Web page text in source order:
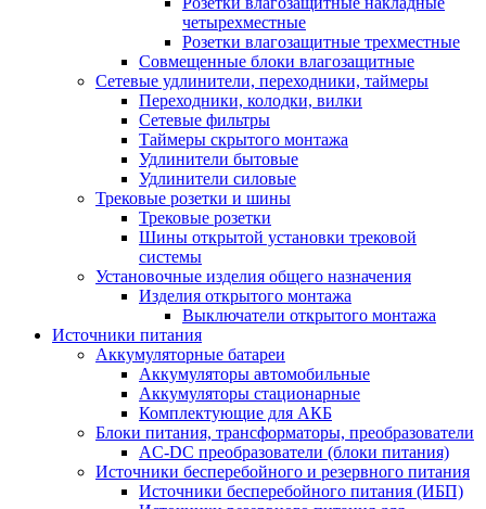
четырехместные
Розетки влагозащитные трехместные
Совмещенные блоки влагозащитные
Сетевые удлинители, переходники, таймеры
Переходники, колодки, вилки
Сетевые фильтры
Таймеры скрытого монтажа
Удлинители бытовые
Удлинители силовые
Трековые розетки и шины
Трековые розетки
Шины открытой установки трековой
системы
Установочные изделия общего назначения
Изделия открытого монтажа
Выключатели открытого монтажа
Источники питания
Аккумуляторные батареи
Аккумуляторы автомобильные
Аккумуляторы стационарные
Комплектующие для АКБ
Блоки питания, трансформаторы, преобразователи
AC-DC преобразователи (блоки питания)
Источники бесперебойного и резервного питания
Источники бесперебойного питания (ИБП)